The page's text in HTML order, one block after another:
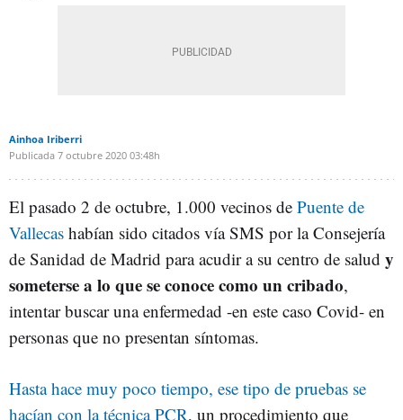
Ainhoa Iriberri
Publicada 7 octubre 2020 03:48h
El pasado 2 de octubre, 1.000 vecinos de Puente de
Vallecas habían sido citados vía SMS por la Consejería
de Sanidad de Madrid para acudir a su centro de salud y
someterse a lo que se conoce como un cribado,
intentar buscar una enfermedad -en este caso Covid- en
personas que no presentan síntomas.
Hasta hace muy poco tiempo, ese tipo de pruebas se
hacían con la técnica PCR, un procedimiento que